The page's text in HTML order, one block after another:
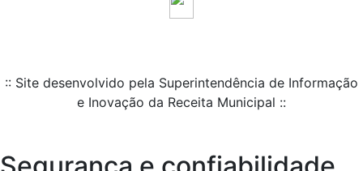
:: Site desenvolvido pela Superintendência de Informação
e Inovação da Receita Municipal ::